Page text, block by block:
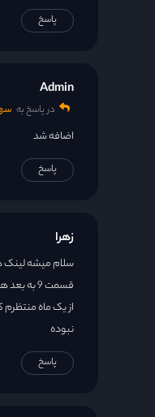
پاسخ
Admin
در پاسخ به
اضافه شد
پاسخ
زهرا
سلام میشه لینک
قسمت 9
از یک ماه منتظرم
نبوده
پاسخ